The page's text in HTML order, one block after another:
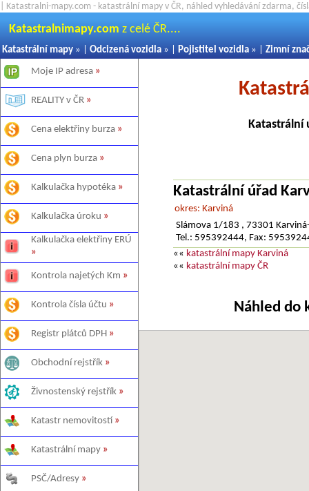
| Katastralni-mapy.com - katastrální mapy v ČR, náhled vyhledávání zdarma,
Katastralnimapy.com z celé ČR....
Katastrální mapy » | Odcizená vozidla » | Pojistitel vozidla » | Zimní
Moje IP adresa »
REALITY v ČR »
Cena elektřiny burza »
Cena plyn burza »
Kalkulačka hypotéka »
Kalkulačka úroku »
Kalkulačka elektřiny ERÚ
»
Kontrola najetých Km »
Kontrola čísla účtu »
Registr plátců DPH »
Obchodní rejstřík »
Živnostenský rejstřík »
Katastr nemovitostí »
Katastrální mapy »
PSČ/Adresy »
Katastrální
Katastrální úřad
okres: Karviná
Slámova 1/183 , 73301
Tel.: 595392444, Fax:
«« katastrální mapy Karviná
«« katastrální mapy ČR
Náhled do